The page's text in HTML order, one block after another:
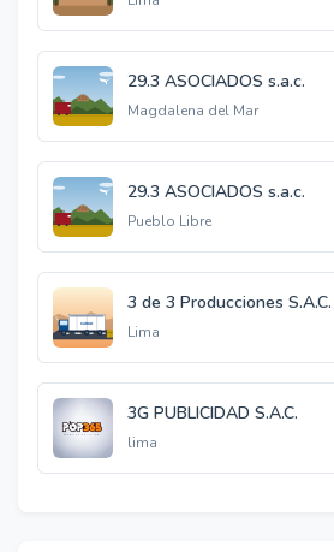
29.3 ASOCIADOS s.a.c.
Magdalena del Mar
29.3 ASOCIADOS s.a.c.
Pueblo Libre
3 de 3 Producciones S.A.C.
Lima
3G PUBLICIDAD S.A.C.
lima